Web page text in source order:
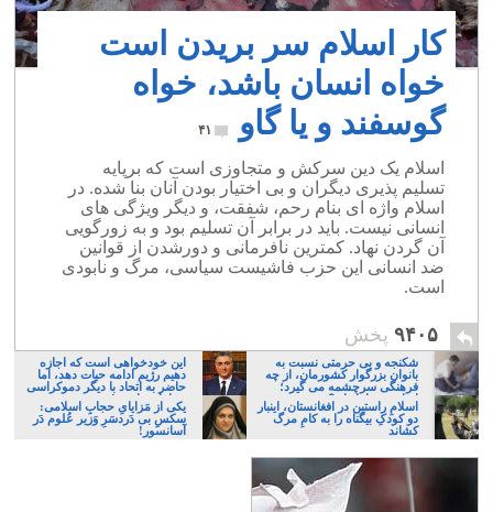
کار اسلام سر بریدن است
خواه انسان باشد، خواه
گوسفند و یا گاو
۴۱
اسلام یک دین سرکش و متجاوزی است که برپایه
تسلیم پذیری دیگران و بی اختیار بودن آنان بنا شده. در
اسلام واژه ای بنام رحم، شفقت، و دیگر ویژگی های
انسانی نیست. باید در برابر آن تسلیم بود و به زورگویی
آن گردن نهاد. کمترین نافرمانی و دورشدن از قوانین
ضد انسانی این حزب فاشیست سیاسی، مرگ و نابودی
است.
۹۴۰۵ پخش
شکنجه و بی حرمتی نسبت به
بانوان بزرگوار کشورمان، از چه
فرهنگی سرچشمه می گیرد؛
ایرانی، و یا تازیان؟
این خودخواهی است که اجازه
دهیم رژیم ادامه حیات دهد، اما
حاضر به اتحاد با دیگر دموکراسی
خواهان نباشیم!
اسلامِ راستین در افغانستان، اینبار
دو کودکِ بیگناه را به کامِ مرگ
کشاند
یکی از مَزایایِ حجابِ اسلامی:
سکسِ بی دَردسَرِ وَزیر عُلوم دَر
آسانسور!